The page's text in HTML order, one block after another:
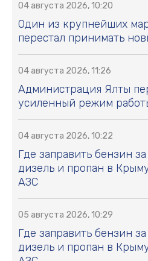
04 августа 2026, 10:20
Один из крупнейших
перестал принимать
04 августа 2026, 11:26
Администрация Ялты
усиленный режим
04 августа 2026, 10:22
Где заправить бензин
дизель и пропан в
АЗС
05 августа 2026, 10:29
Где заправить бензин
дизель и пропан в